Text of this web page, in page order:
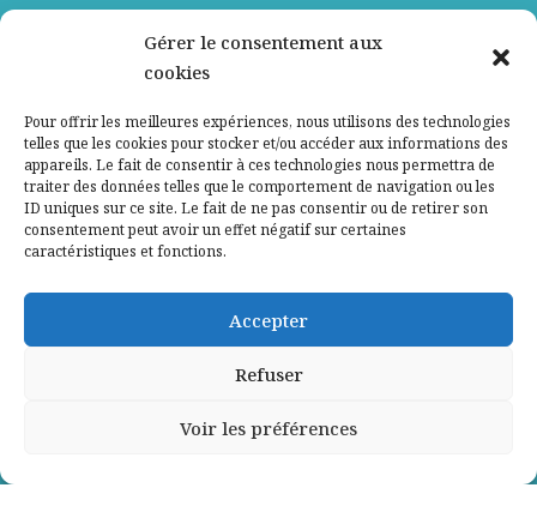
Gérer le consentement aux
cookies
Pour offrir les meilleures expériences, nous utilisons des technologies
telles que les cookies pour stocker et/ou accéder aux informations des
appareils. Le fait de consentir à ces technologies nous permettra de
traiter des données telles que le comportement de navigation ou les
ID uniques sur ce site. Le fait de ne pas consentir ou de retirer son
consentement peut avoir un effet négatif sur certaines
caractéristiques et fonctions.
Accepter
Refuser
Voir les préférences
Nos partenaires
Contactez-nous
Mentions légales